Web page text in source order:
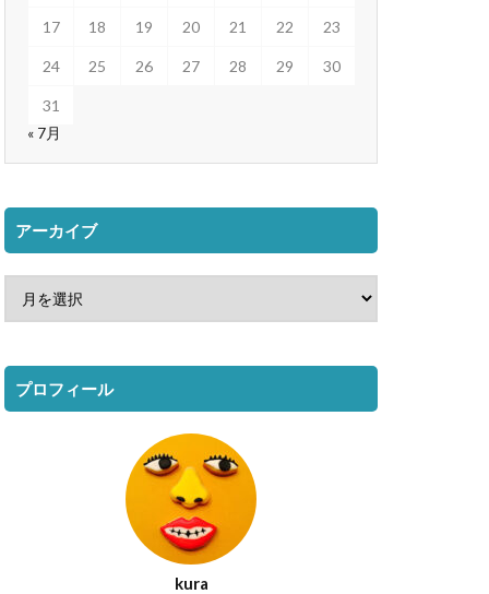
17 18 19 20 21 22 23
24 25 26 27 28 29 30
31
« 7月
アーカイブ
プロフィール
kura